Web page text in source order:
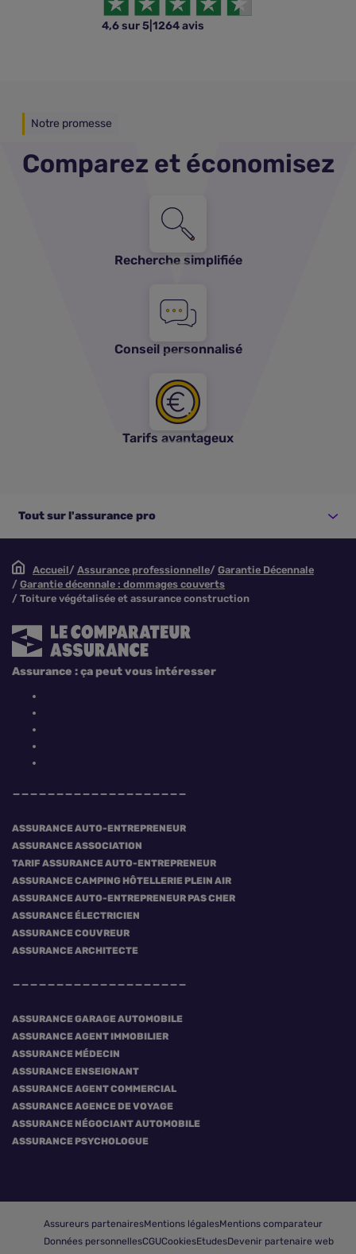
4,6 sur 5 1264 avis
Notre promesse
Comparez et économisez
Recherche simplifiée
Conseil personnalisé
Tarifs avantageux
Tout sur l'assurance pro
Accueil Assurance professionnelle
Garantie Décennale
Garantie décennale : dommages couverts
Toiture végétalisée et assurance construction
ASSURANCE AUTO-ENTREPRENEUR
ASSURANCE ASSOCIATION
TARIF ASSURANCE AUTO-ENTREPRENEUR
ASSURANCE CAMPING HÔTELLERIE PLEIN AIR
ASSURANCE AUTO-ENTREPRENEUR PAS CHER
ASSURANCE ÉLECTRICIEN
ASSURANCE COUVREUR
ASSURANCE ARCHITECTE
ASSURANCE GARAGE AUTOMOBILE
ASSURANCE AGENT IMMOBILIER
ASSURANCE MÉDECIN
ASSURANCE ENSEIGNANT
ASSURANCE AGENT COMMERCIAL
ASSURANCE AGENCE DE VOYAGE
ASSURANCE NÉGOCIANT AUTOMOBILE
ASSURANCE PSYCHOLOGUE
Assurance : ça peut vous intéresser
Assureurs partenairesMentions légalesMentions comparateur
Données personnellesCGUCookiesEtudesDevenir partenaire web